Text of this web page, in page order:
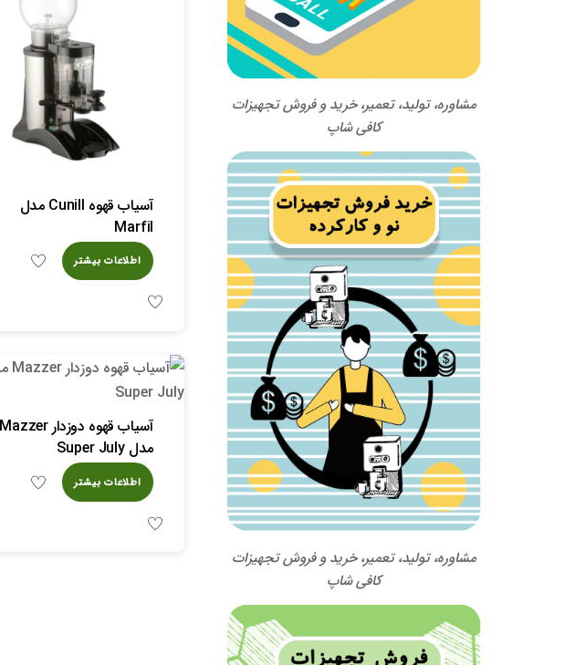
آسیاب قهوه Cunill مدل
Marfil
اطلاعات بیشتر
آسیاب قهوه دوزدار Mazzer
مدل Super July
اطلاعات بیشتر
مشاوره، تولید، تعمیر، خرید و فروش تجهیزات
کافی شاپ
مشاوره، تولید، تعمیر، خرید و فروش تجهیزات
کافی شاپ